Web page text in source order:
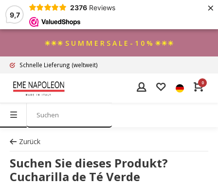
9,7
2376 Reviews ×
☀☀☀ S U M M E R S A L E - 1 0 % ☀☀☀
Schnelle Lieferung (weltweit)
0
Zurück
Suchen Sie dieses Produkt?
Cucharilla de Té Verde